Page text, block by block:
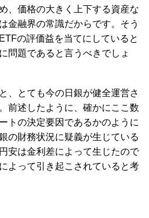
、価格の大きく上下する資産な
金融界の常識だからです。そう
の評価益を当てにしていると
問題であると言うべきでしょ
、とても今の日銀が健全運営さ
前述したように、確かにここ数
トの決定要因であるかのように
の財務状況に疑義が生じている
安は金利差によって生じたので
よって引き起こされていると考